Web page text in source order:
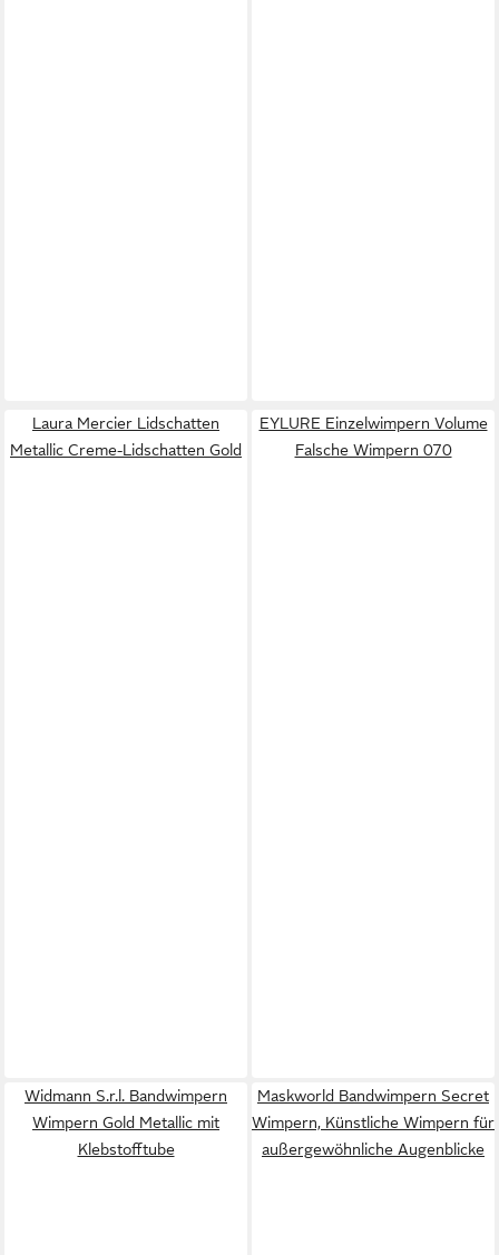
Laura Mercier Lidschatten
Metallic Creme-Lidschatten Gold
EYLURE Einzelwimpern Volume
Falsche Wimpern 070
Widmann S.r.l. Bandwimpern
Wimpern Gold Metallic mit
Klebstofftube
Maskworld Bandwimpern Secret
Wimpern, Künstliche Wimpern für
außergewöhnliche Augenblicke